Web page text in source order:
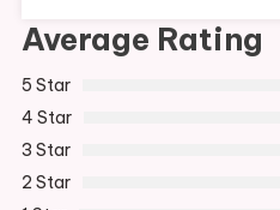
Average Rating
5 Star
4 Star
3 Star
2 Star